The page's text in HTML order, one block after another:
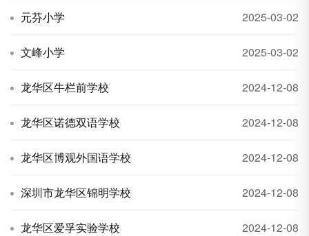
元芬小学 2025-03-02
文峰小学 2025-03-02
龙华区牛栏前学校 2024-12-08
龙华区诺德双语学校 2024-12-08
龙华区博观外国语学校 2024-12-08
深圳市龙华区锦明学校 2024-12-08
龙华区爱孚实验学校 2024-12-08